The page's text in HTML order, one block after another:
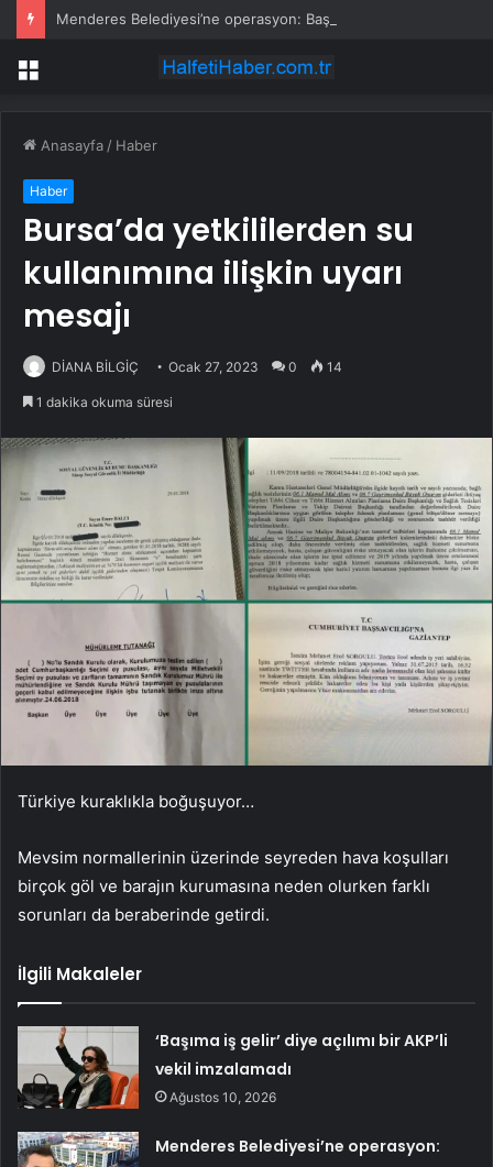
Menü
Anasayfa / Haber
Haber
Bursa’da yetkililerden su
kullanımına ilişkin uyarı
mesajı
DİANA BİLGİÇ Ocak 27, 2023 0 14
1 dakika okuma süresi
Türkiye kuraklıkla boğuşuyor…
Mevsim normallerinin üzerinde seyreden hava koşulları
birçok göl ve barajın kurumasına neden olurken farklı
sorunları da beraberinde getirdi.
İlgili Makaleler
‘Başıma iş gelir’ diye açılımı bir AKP’li
vekil imzalamadı
Ağustos 10, 2026
Menderes Belediyesi’ne operasyon: